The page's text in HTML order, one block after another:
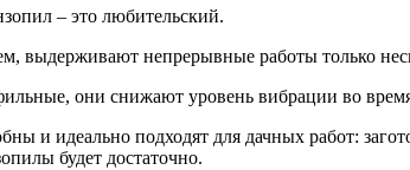
– это любительский.
выдерживают непрерывные работы только
они снижают уровень вибрации во
и идеально подходят для дачных работ:
будет достаточно.